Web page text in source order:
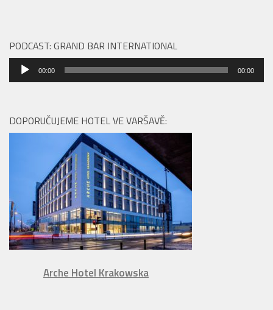
PODCAST: GRAND BAR INTERNATIONAL
Audio
přehrávač
00:00 00:00
DOPORUČUJEME HOTEL VE VARŠAVĚ:
Arche Hotel Krakowska